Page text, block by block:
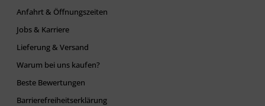
Anfahrt & Öffnungszeiten
Jobs & Karriere
Lieferung & Versand
Warum bei uns kaufen?
Beste Bewertungen
Barrierefreiheitserklärung